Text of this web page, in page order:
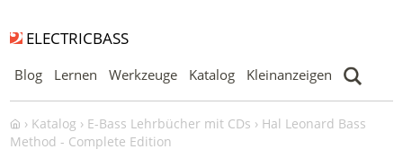
ELECTRICBASS
Blog Lernen Werkzeuge Katalog Kleinanzeigen
Katalog E-Bass Lehrbücher mit CDs
Hal Leonard Bass
Method - Complete Edition